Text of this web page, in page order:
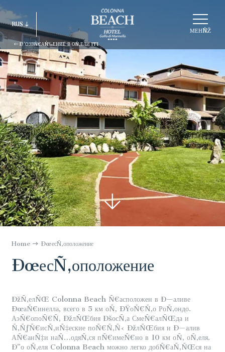
МЕНÑŽ
Ð’ОЗВÑ€АÑ‰ЕНИЕ В ОÑ‚ЕЛИ ITI
RUS
ITA
FRA
DEU
ESP
RUS
СÑ‚Ñ€ÑƑКÑ‚ÑƑÑ€ÑƑ
Home ÐœесÑ‚оположение
ÐœесÑ‚оположение
ÐžÑ‚елÑŒ Colonna Beach Ñ€асположен в Ð—аливе
ÐœаÑ€инелла, всего в 5 км оÑ‚ ÐŸоÑ€Ñ‚о РоÑ‚ондо.
АэÑ€опоÑ€Ñ‚ ÐžлÑŒбия ÐšосÑ‚а СмеÑ€алÑŒда и
Ñ‚ÑƒÑ€исÑ‚иÑ‡еские поÑ€Ñ‚Ñ‹ ÐžлÑŒбия и Ð—алив
АÑ€анÑ‡и наÑ…одяÑ‚ся пÑ€имеÑ€но в 10 км оÑ‚ оÑ‚еля.
Ð”о оÑ‚еля Colonna Beach можно легко добÑ€аÑ‚ÑŒся на